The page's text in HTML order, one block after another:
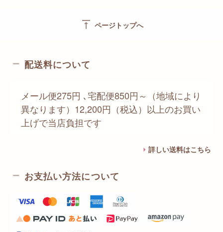
vertical_align_top ページトップへ
配送料について
メール便275円 ､宅配便850円～（地域により
異なります）12,200円（税込）以上のお買い
上げで当店負担です
詳しい送料はこちら
お支払い方法について